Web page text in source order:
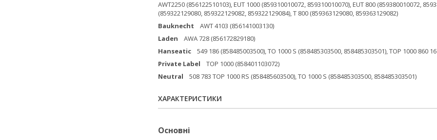
Bauknecht AWT 4103 (856141003130)
Laden AWA 728 (856172829180)
Hanseatic 549 186 (858485003500), TO 1000 S (858485303500, 858485303501), TOP 1000 860
Private Label TOP 1000 (858401103072)
Neutral 508 783 TOP 1000 RS (858485603500), TO 1000 S (858485303500, 858485303501)
ХАРАКТЕРИСТИКИ
Основні